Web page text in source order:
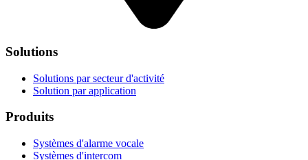
Solutions
Solutions par secteur d'activité
Solution par application
Produits
Systèmes d'alarme vocale
Systèmes d'intercom